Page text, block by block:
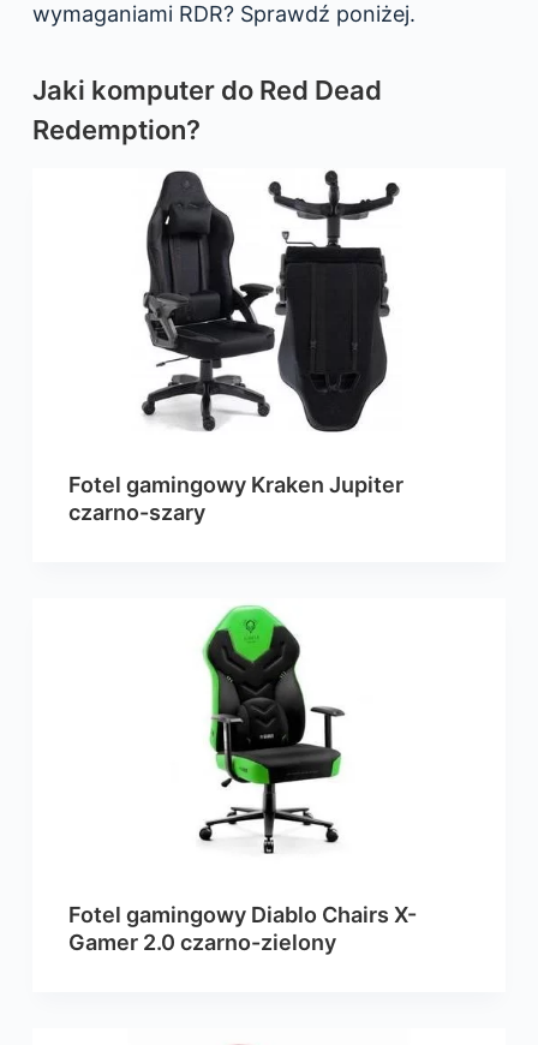
wymaganiami RDR? Sprawdź poniżej.
Jaki komputer do Red Dead
Redemption?
Fotel gamingowy Kraken Jupiter
czarno-szary
Fotel gamingowy Diablo Chairs X-
Gamer 2.0 czarno-zielony